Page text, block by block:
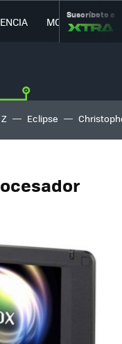
MOVILIDAD
Suscríbete a
Eclipse